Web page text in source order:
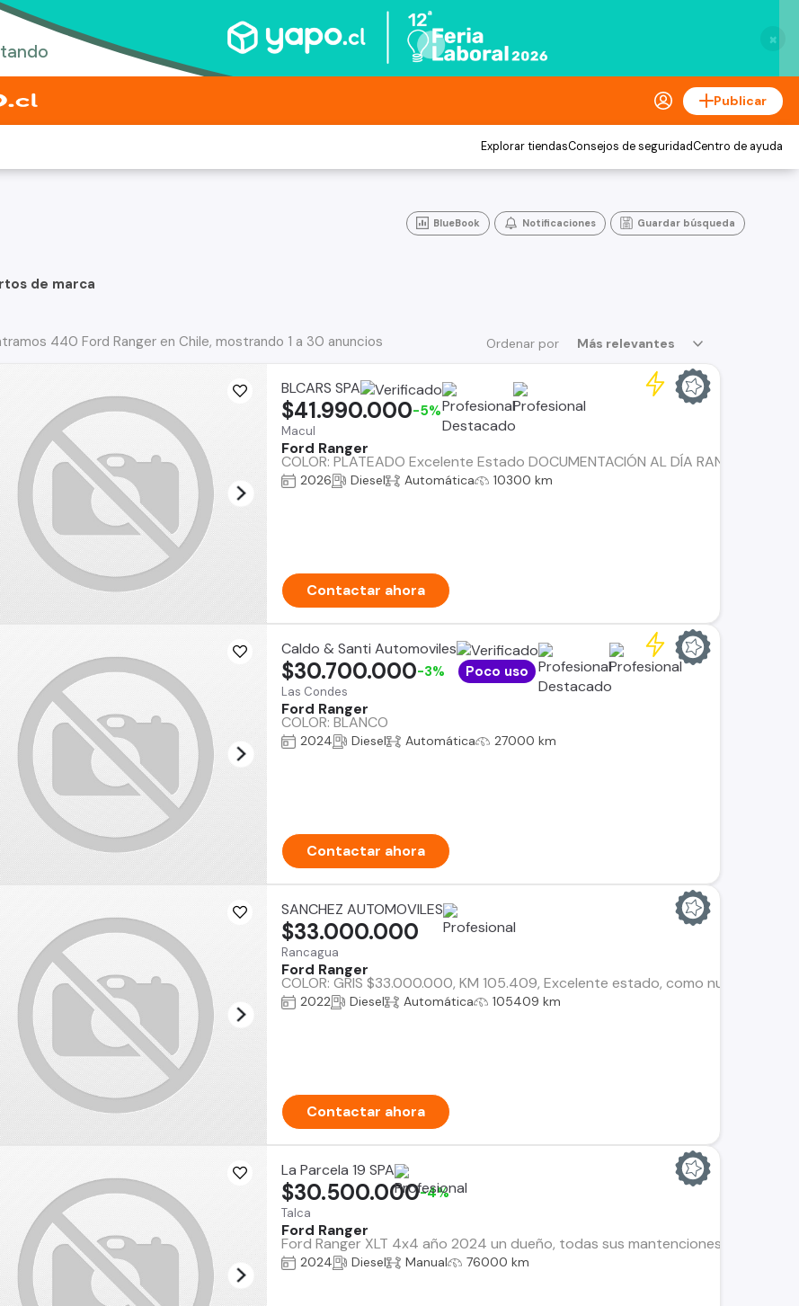
×
Publicar
Explorar tiendasConsejos de seguridadCentro de ayuda
BlueBook Notificaciones Guardar búsqueda
de marca
Ordenar por Más relevantes
440 Ford Ranger en Chile, mostrando 1 a 30 anuncios
BLCARS SPA
Macul
Ford Ranger
COLOR: PLATEADO Excelente Estado DOCUMENTACIÓN AL DÍA RANGER
$41.990.000-5%
2026 Diesel Automática 10300 km
Contactar ahora
Caldo & Santi Automoviles
Las Condes
Ford Ranger
COLOR: BLANCO
$30.700.000-3% Poco uso
2024 Diesel Automática 27000 km
Contactar ahora
SANCHEZ AUTOMOVILES
Rancagua
Ford Ranger
COLOR: GRIS $33.000.000, KM 105.409, Excelente estado, como nueva, kit
$33.000.000
2022 Diesel Automática 105409 km
Contactar ahora
La Parcela 19 SPA
Talca
Ford Ranger
Ford Ranger XLT 4x4 año 2024 un dueño, todas sus mantenciones en la
$30.500.000-4%
2024 Diesel Manual 76000 km